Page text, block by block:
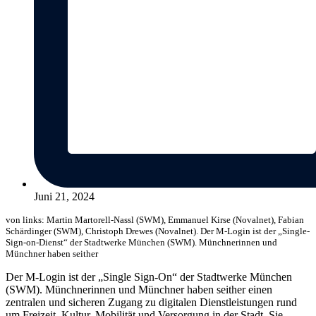
Juni 21, 2024
von links: Martin Martorell-Nassl (SWM), Emmanuel Kirse (Novalnet), Fabian
Schärdinger (SWM), Christoph Drewes (Novalnet). Der M-Login ist der „Single-
Sign-on-Dienst“ der Stadtwerke München (SWM). Münchnerinnen und
Münchner haben seither
Der M-Login ist der „Single Sign-On“ der Stadtwerke München
(SWM). Münchnerinnen und Münchner haben seither einen
zentralen und sicheren Zugang zu digitalen Dienstleistungen rund